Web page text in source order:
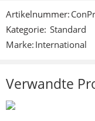
Rezensionen
Artikelnummer:
Kategorie: Standard
Marke: International
Verwandte